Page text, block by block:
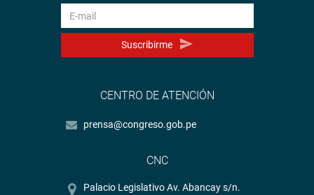
Suscribirme
CENTRO DE ATENCIÓN
prensa@congreso.gob.pe
CNC
Palacio Legislativo Av. Abancay s/n.